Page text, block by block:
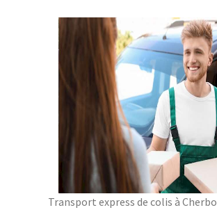
Transport express de colis à